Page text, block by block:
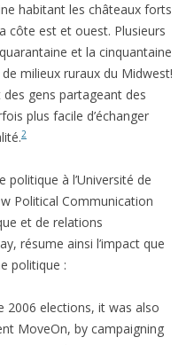
habitant les châteaux forts
côte est et ouest. Plusieurs
et la cinquantaine
milieux ruraux du Midwest!
gens partageant des
plus facile d’échanger
2
politique à l’Université de
Political Communication
et de relations
résume ainsi l’impact que
politique :
elections, it was also
MoveOn, by campaigning